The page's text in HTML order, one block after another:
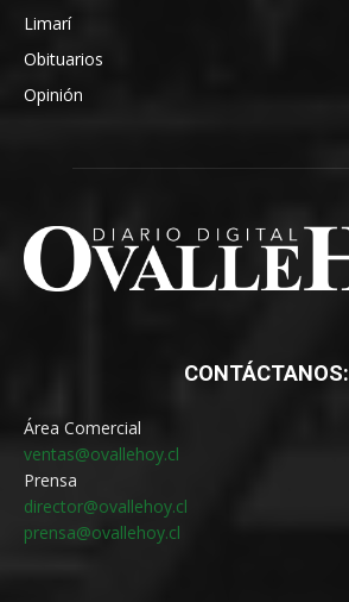
Limarí
Obituarios
Opinión
CONTÁCTANOS:
Área Comercial
ventas@ovallehoy.cl
Prensa
director@ovallehoy.cl
prensa@ovallehoy.cl